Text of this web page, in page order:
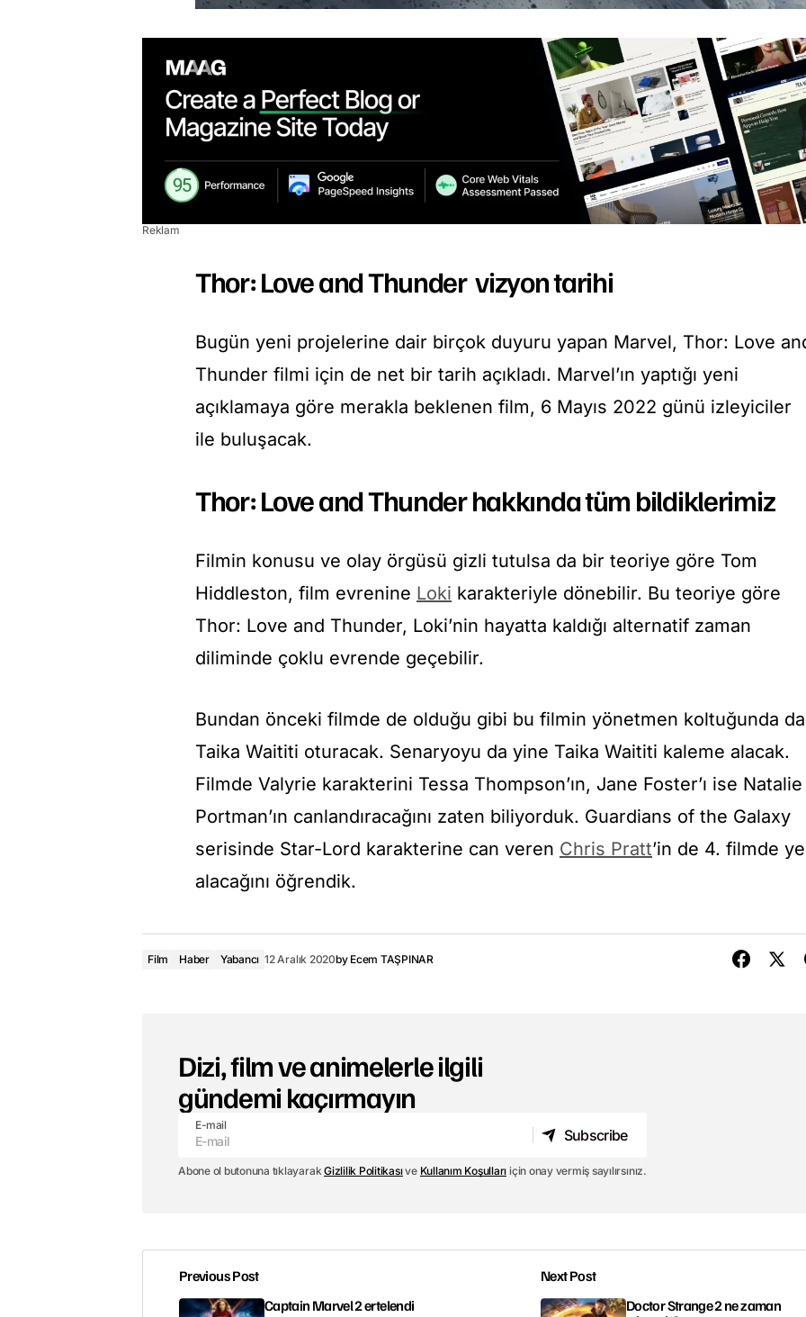
Reklam
Thor: Love and Thunder vizyon tarihi
Bugün yeni projelerine dair birçok duyuru yapan Marvel, Thor: Love
Thunder filmi için de net bir tarih açıkladı. Marvel’ın yaptığı yeni
açıklamaya göre merakla beklenen film, 6 Mayıs 2022 günü izleyiciler
ile buluşacak.
Thor: Love and Thunder hakkında tüm bildiklerimiz
Filmin konusu ve olay örgüsü gizli tutulsa da bir teoriye göre Tom
Hiddleston, film evrenine Loki karakteriyle dönebilir. Bu teoriye göre
Thor: Love and Thunder, Loki’nin hayatta kaldığı alternatif zaman
diliminde çoklu evrende geçebilir.
Bundan önceki filmde de olduğu gibi bu filmin yönetmen koltuğunda da
Taika Waititi oturacak. Senaryoyu da yine Taika Waititi kaleme alacak.
Filmde Valyrie karakterini Tessa Thompson’ın, Jane Foster’ı ise Natalie
Portman’ın canlandıracağını zaten biliyorduk. Guardians of the Galaxy
serisinde Star-Lord karakterine can veren Chris Pratt’in de 4. filmde
alacağını öğrendik.
Film Haber Yabancı 12 Aralık 2020by Ecem TAŞPINAR
Dizi, film ve animelerle ilgili
gündemi kaçırmayın
E-mail
Subscribe
Abone ol butonuna tıklayarakGizlilik Politikasıve Kullanım Koşulları için onay vermiş sayılırsınız.
Previous Post
Captain Marvel 2 ertelendi
Next Post
Doctor Strange 2 ne zaman